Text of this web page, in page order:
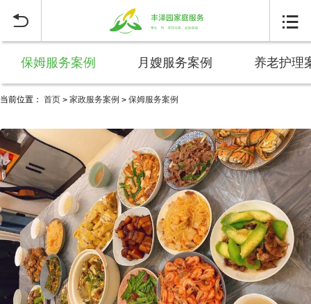
 
保姆服务案例 月嫂服务案例 养老护理
当前位置： 首页 > 家政服务案例 > 保姆服务案例